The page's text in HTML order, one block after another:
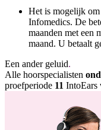
Het is mogelijk
Infomedics. De
maanden met een
maand. U betaalt
Een ander geluid.
Alle hoorspecialisten
proefperiode 11 IntoEars